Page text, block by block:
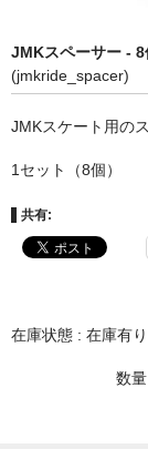
JMKスペーサー - 8
(jmkride_spacer)
JMKスケート用の
1セット（8個）
共有:
在庫状態 : 在庫有り
数量